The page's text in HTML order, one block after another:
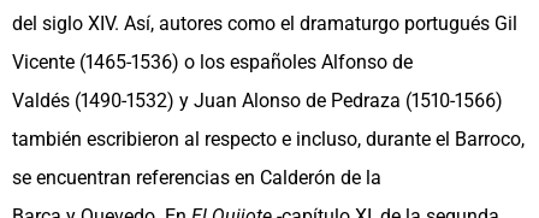
del siglo XIV. Así, autores como el dramaturgo portugués Gil
Vicente (1465-1536) o los españoles Alfonso de
Valdés (1490-1532) y Juan Alonso de Pedraza (1510-1566)
también escribieron al respecto e incluso, durante el Barroco,
se encuentran referencias en Calderón de la